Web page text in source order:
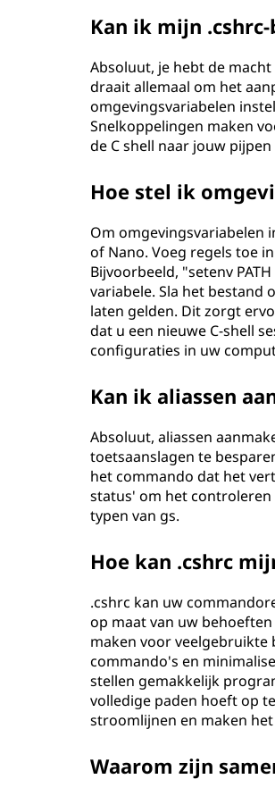
Kan ik mijn
Absoluut, je hebt de
draait allemaal om het
omgevingsvariabelen
Snelkoppelingen maken
de C shell naar jouw
Hoe stel ik
Om omgevingsvariabelen
of Nano. Voeg regels toe
Bijvoorbeeld, "setenv
variabele. Sla het bestand
laten gelden. Dit zorgt
dat u een nieuwe C-shell
configuraties in uw
Kan ik aliassen
Absoluut, aliassen
toetsaanslagen te
het commando dat het
status' om het controleren
typen van gs.
Hoe kan .cshrc
.cshrc kan uw
op maat van uw
maken voor
commando's en
stellen gemakkelijk
volledige paden hoeft op
stroomlijnen en maken
Waarom zijn